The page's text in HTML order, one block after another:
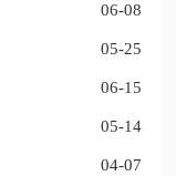
06-08
05-25
06-15
05-14
04-07